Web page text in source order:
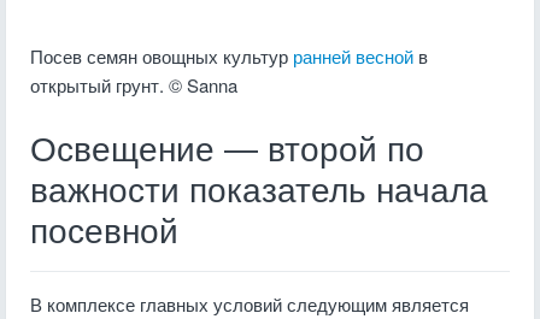
Посев семян овощных культур ранней весной в
открытый грунт. © Sanna
Освещение — второй по
важности показатель начала
посевной
В комплексе главных условий следующим является